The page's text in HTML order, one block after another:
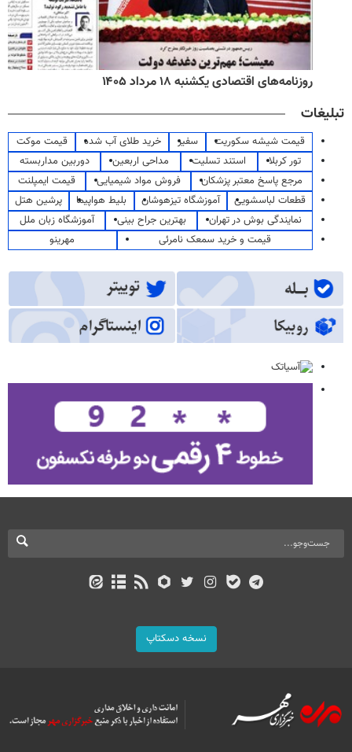
روزنامه‌های اقتصادی یکشنبه ۱۸ مرداد ۱۴۰۵
تبلیغات
قیمت شیشه سکوریت سفیر خرید طلای آب شده
قیمت موکت
تور کربلا
استند تسلیت مداحی اربعین
دوربین مداربسته
مرجع پاسخ معتبر پزشکان
فروش مواد شیمیایی
قیمت ایمپلنت
قطعات لباسشویی
آموزشگاه تیزهوشان بلیط هواپیما
پرشین هتل
نمایندگی بوش در تهران
بهترین جراح بینی
آموزشگاه زبان ملل
قیمت و خرید سمعک نامرئی
مهرینو
نسخه دسکتاپ